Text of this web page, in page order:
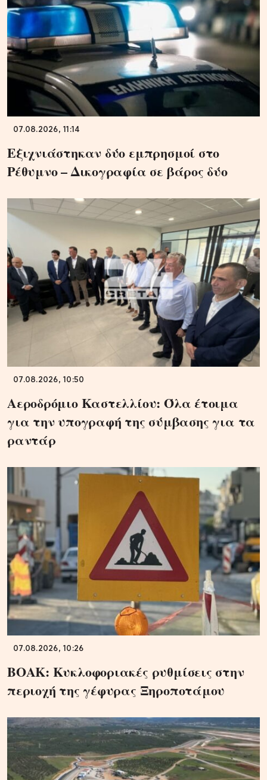
07.08.2026, 11:14
Εξιχνιάστηκαν δύο εμπρησμοί στο
Ρέθυμνο – Δικογραφία σε βάρος δύο
07.08.2026, 10:50
Αεροδρόμιο Καστελλίου: Όλα έτοιμα
για την υπογραφή της σύμβασης για τα
ραντάρ
07.08.2026, 10:26
ΒΟΑΚ: Κυκλοφοριακές ρυθμίσεις στην
περιοχή της γέφυρας Ξηροποτάμου